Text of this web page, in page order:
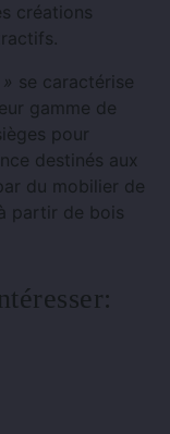
créations
se caractérise
gamme de
pour
destinés aux
du mobilier de
partir de bois